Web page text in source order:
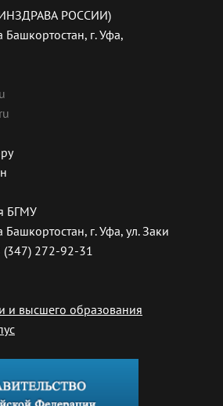
РОССИИ)
г. Уфа,
БГМУ
г. Уфа, ул. Заки
(347) 272-92-31
и высшего образования